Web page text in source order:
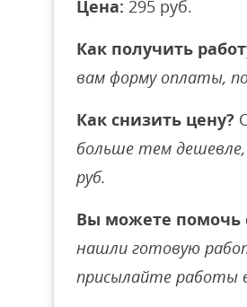
Цена: 295 руб.
Как получить
вам форму оплаты,
Как снизить цену?
больше тем
руб.
Вы можете помочь
нашли готовую
присылайте работы